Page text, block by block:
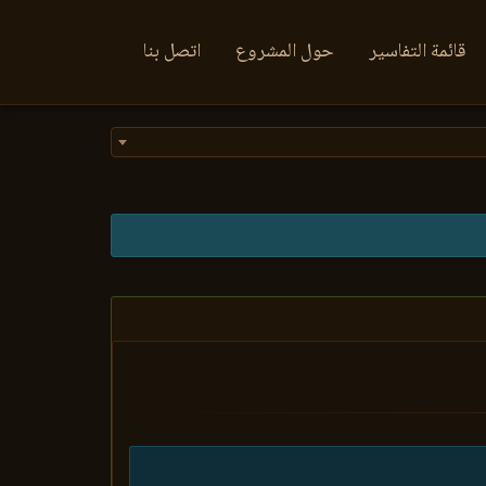
قائمة التفاسير حول المشروع اتصل بنا